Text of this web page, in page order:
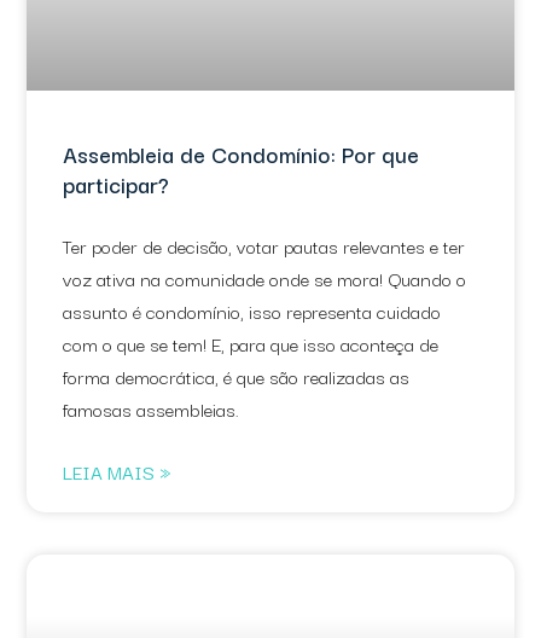
Assembleia de Condomínio: Por que
participar?
Ter poder de decisão, votar pautas relevantes e ter
voz ativa na comunidade onde se mora! Quando o
assunto é condomínio, isso representa cuidado
com o que se tem! E, para que isso aconteça de
forma democrática, é que são realizadas as
famosas assembleias.
LEIA MAIS »